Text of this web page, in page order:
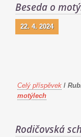
Beseda o
22. 4. 2024
Celý příspěvek /
motýlech
Rodičovská